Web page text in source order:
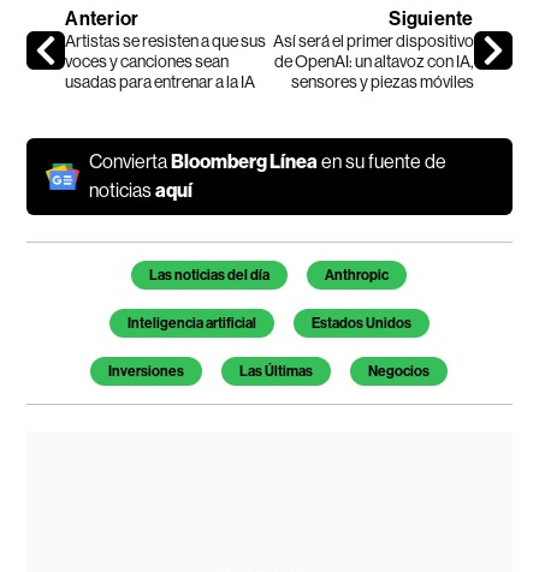
Anterior
Artistas se resisten a que sus
voces y canciones sean
usadas para entrenar a la IA
Siguiente
Así será el primer dispositivo
de OpenAI: un altavoz con IA,
sensores y piezas móviles
ConviertaBloomberg Líneaen su fuente de
noticiasaquí
Temas de este artículo
Las noticias del día Anthropic
Inteligencia artificial Estados Unidos
Inversiones Las Últimas Negocios